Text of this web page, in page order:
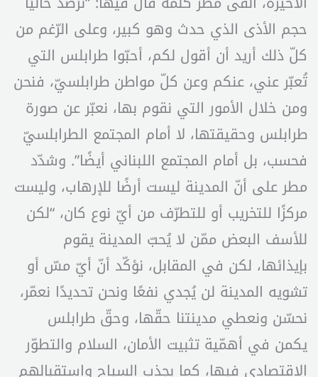
حجم الأذى الذي حدث وهو كبير، وعلى الرّغم من
كلّ ذلك أريد أن أقول لكم، أحبّوا طرابلس التي
تُعبّر عني، عنكم وعن كلّ مواطن طرابلسيّ، فنحن
ومن خلال الأمور التي نقوم بها، نعبّر عن صورة
طرابلس وحقيقتها، لا أمام المجتمع الطرابلسيّ
فحسب، بل أمام المجتمع اللبناني أيضًا”. وشدّد
مطر على أنّ المدينة ليست أرضًا للإرهاب، وليست
مركزًا للتخريب أو للتطرّف من أيّ نوع كان، “لكن
للأسف البعض ممّن لا يُحبّ المدينة يقوم
بإيذائها، لكن في المقابل، نؤكّد أنّ أيّ مسّ أو
تشويه المدينة لن يُجدي نفعًا ونحن تحديدًا نعمّر،
نحسّن ونعطي مدينتنا حقّها، وحقّ طرابلس
يكمن في أهمّية تثبيت الأمان، السلام والتطوّر
الاقتصادي فيها، كما بجذب السياح واستقبالهم